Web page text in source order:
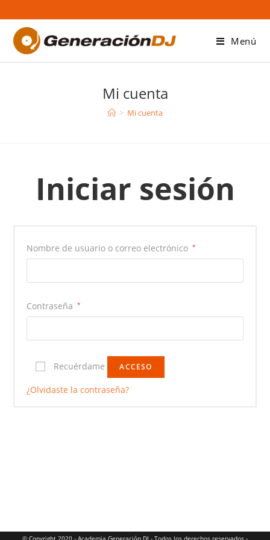
al
contenido
Menú
Mi cuenta
> Mi cuenta
Iniciar sesión
Nombre de usuario o correo electrónico *
Contraseña *
Recuérdame ACCESO
¿Olvidaste la contraseña?
© Copyright 2020 - Academia Generación DJ - Todos los derechos reservados -